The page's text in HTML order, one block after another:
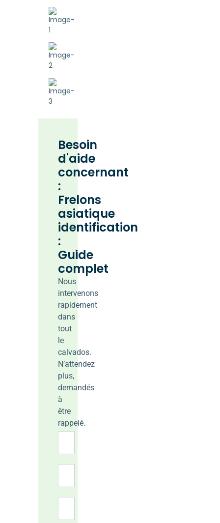
Besoin
d'aide
concernant
:
Frelons
asiatique
identification
:
Guide
complet
Nous
intervenons
rapidement
dans
tout
le
calvados.
N’attendez
plus,
demandés
à
être
rappelé.